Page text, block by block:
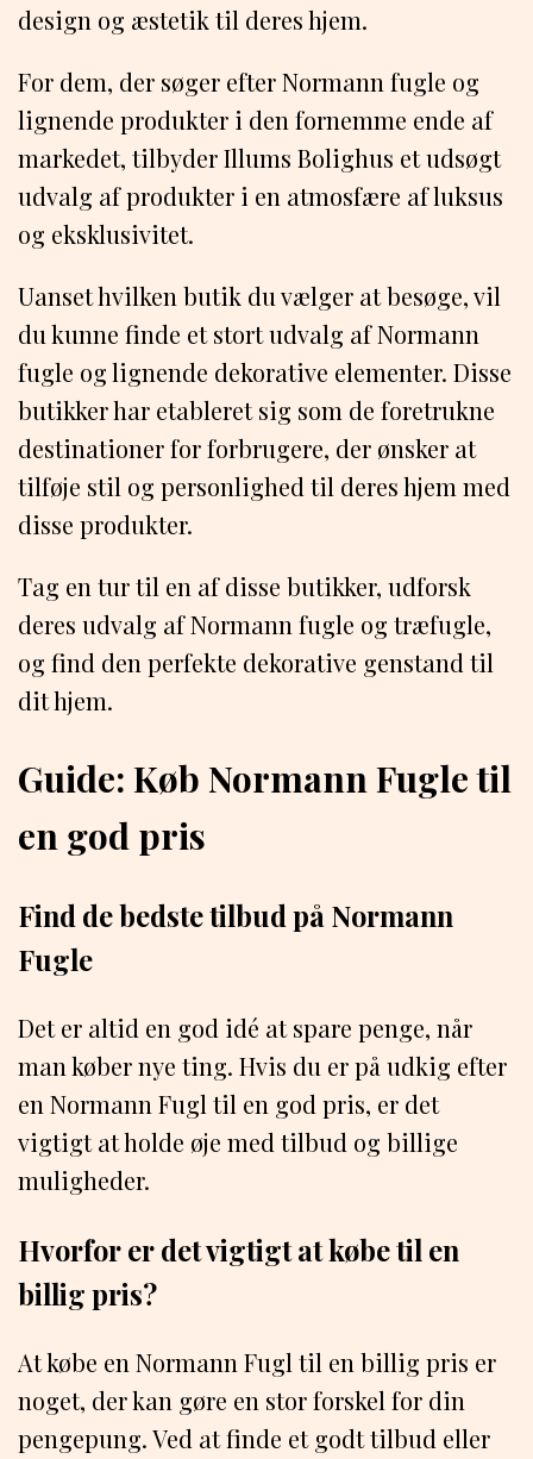
design og æstetik til deres hjem.
For dem, der søger efter Normann fugle og
lignende produkter i den fornemme ende af
markedet, tilbyder Illums Bolighus et udsøgt
udvalg af produkter i en atmosfære af luksus
og eksklusivitet.
Uanset hvilken butik du vælger at besøge, vil
du kunne finde et stort udvalg af Normann
fugle og lignende dekorative elementer. Disse
butikker har etableret sig som de foretrukne
destinationer for forbrugere, der ønsker at
tilføje stil og personlighed til deres hjem med
disse produkter.
Tag en tur til en af disse butikker, udforsk
deres udvalg af Normann fugle og træfugle,
og find den perfekte dekorative genstand til
dit hjem.
Guide: Køb Normann Fugle til
en god pris
Find de bedste tilbud på Normann
Fugle
Det er altid en god idé at spare penge, når
man køber nye ting. Hvis du er på udkig efter
en Normann Fugl til en god pris, er det
vigtigt at holde øje med tilbud og billige
muligheder.
Hvorfor er det vigtigt at købe til en
billig pris?
At købe en Normann Fugl til en billig pris er
noget, der kan gøre en stor forskel for din
pengepung. Ved at finde et godt tilbud eller